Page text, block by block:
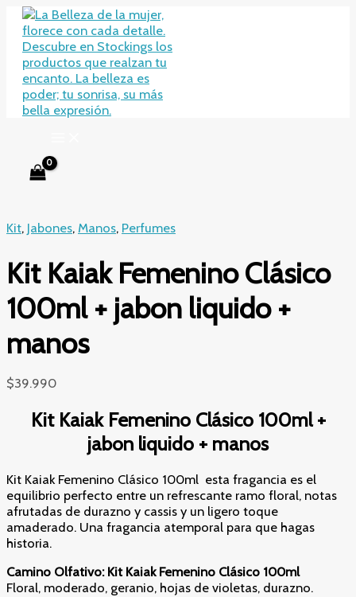
contenido
Kit, Jabones, Manos, Perfumes
Kit Kaiak Femenino Clásico
100ml + jabon liquido +
manos
$39.990
Kit Kaiak Femenino Clásico 100ml +
jabon liquido + manos
Kit Kaiak Femenino Clásico 100ml esta fragancia es el
equilibrio perfecto entre un refrescante ramo floral, notas
afrutadas de durazno y cassis y un ligero toque
amaderado. Una fragancia atemporal para que hagas
historia.
Camino Olfativo: Kit Kaiak Femenino Clásico 100ml
Floral, moderado, geranio, hojas de violetas, durazno.